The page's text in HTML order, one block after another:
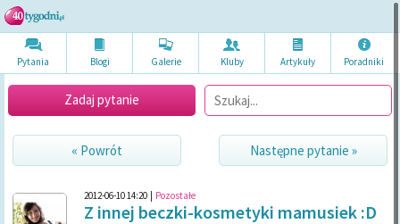
Pytania Blogi Galerie Kluby Artykuły Poradniki
Zadaj pytanie
« Powrót Następne pytanie »
2012-06-10 14:20 Pozostałe
Z innej beczki-kosmetyki mamusiek :D